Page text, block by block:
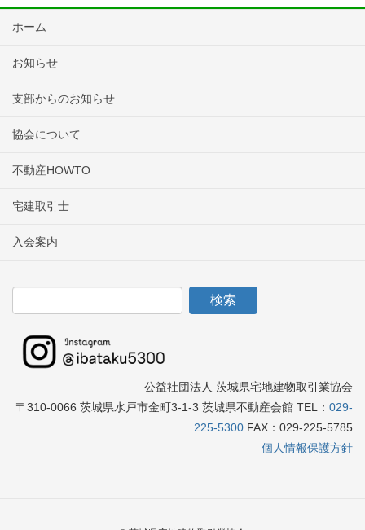
ホーム
お知らせ
支部からのお知らせ
協会について
不動産HOWTO
宅建取引士
入会案内
公益社団法人 茨城県宅地建物取引業協会
〒310-0066 茨城県水戸市金町3-1-3 茨城県不動産会館 TEL： 029-
225-5300 FAX：029-225-5785
個人情報保護方針